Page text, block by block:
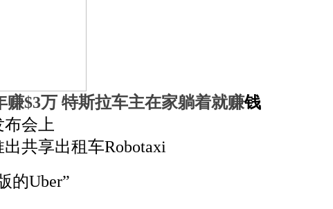
赚$3万 特斯拉车主在家躺着就赚钱
布会上
共享出租车Robotaxi
的Uber”